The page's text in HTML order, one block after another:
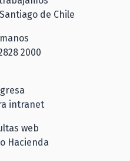
de Chile
2000
intranet
web
Hacienda